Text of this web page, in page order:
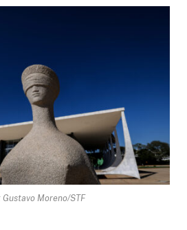
Gustavo Moreno/STF